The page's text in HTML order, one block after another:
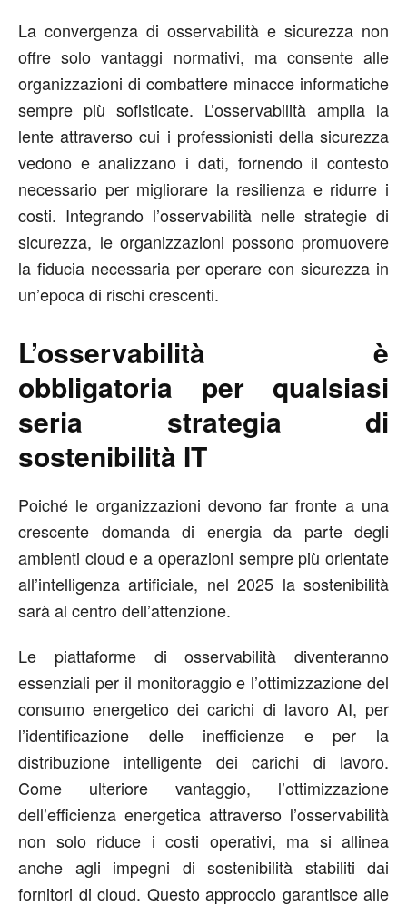
La convergenza di osservabilità e sicurezza non
offre solo vantaggi normativi, ma consente alle
organizzazioni di combattere minacce informatiche
sempre più sofisticate. L’osservabilità amplia la
lente attraverso cui i professionisti della sicurezza
vedono e analizzano i dati, fornendo il contesto
necessario per migliorare la resilienza e ridurre i
costi. Integrando l’osservabilità nelle strategie di
sicurezza, le organizzazioni possono promuovere
la fiducia necessaria per operare con sicurezza in
un’epoca di rischi crescenti.
L’osservabilità è
obbligatoria per qualsiasi
seria strategia di
sostenibilità IT
Poiché le organizzazioni devono far fronte a una
crescente domanda di energia da parte degli
ambienti cloud e a operazioni sempre più orientate
all’intelligenza artificiale, nel 2025 la sostenibilità
sarà al centro dell’attenzione.
Le piattaforme di osservabilità diventeranno
essenziali per il monitoraggio e l’ottimizzazione del
consumo energetico dei carichi di lavoro AI, per
l’identificazione delle inefficienze e per la
distribuzione intelligente dei carichi di lavoro.
Come ulteriore vantaggio, l’ottimizzazione
dell’efficienza energetica attraverso l’osservabilità
non solo riduce i costi operativi, ma si allinea
anche agli impegni di sostenibilità stabiliti dai
fornitori di cloud. Questo approccio garantisce alle